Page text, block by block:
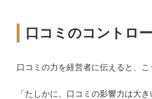
口コミのコントロ
口コミの力を経営者に伝えると、こ
「たしかに、口コミの影響力は大き